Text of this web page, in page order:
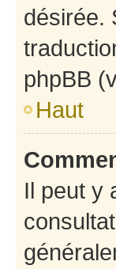
désirée.
phpBB
Haut
Il peut y